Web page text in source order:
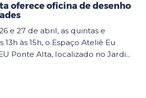
oferece oficina de desenho
e 27 de abril, as quintas e
13h às 15h, o Espaço Ateliê Eu
Ponte Alta, localizado no Jardi...